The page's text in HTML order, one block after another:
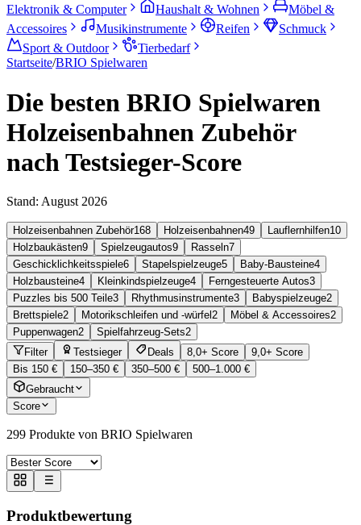
Elektronik & Computer
Haushalt & Wohnen
Möbel &
Accessoires
Musikinstrumente Reifen
Schmuck
Sport & Outdoor
Tierbedarf
Startseite/BRIO Spielwaren
Die besten BRIO Spielwaren
Holzeisenbahnen Zubehör
nach Testsieger-Score
Stand: August 2026
Holzeisenbahnen Zubehör168 Holzeisenbahnen49 Lauflernhilfen10
Holzbaukästen9 Spielzeugautos9 Rasseln7
Geschicklichkeitsspiele6 Stapelspielzeuge5 Baby-Bausteine4
Holzbausteine4 Kleinkindspielzeuge4 Ferngesteuerte Autos3
Puzzles bis 500 Teile3 Rhythmusinstrumente3 Babyspielzeuge2
Brettspiele2 Motorikschleifen und -würfel 2 Möbel & Accessoires2
Puppenwagen2 Spielfahrzeug-Sets2
Filter
Testsieger Deals 8,0+ Score
9,0+ Score
Bis 150 €
150–350 € 350–500 €
500–1.000 €
Gebraucht
Score
299 Produkte von BRIO Spielwaren
Produktbewertung